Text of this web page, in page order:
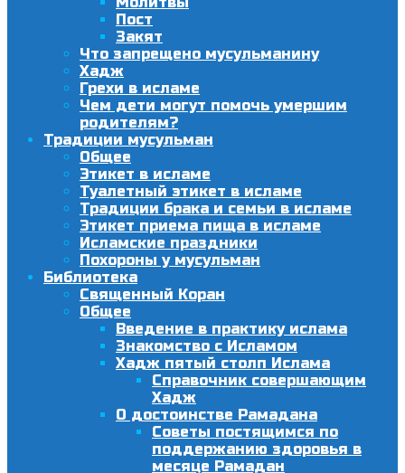
Пост
Закят
Что запрещено мусульманину
Хадж
Грехи в исламе
Чем дети могут помочь умершим
родителям?
Традиции мусульман
Общее
Этикет в исламе
Туалетный этикет в исламе
Традиции брака и семьи в исламе
Этикет приема пища в исламе
Исламские праздники
Похороны у мусульман
Библиотека
Священный Коран
Общее
Введение в практику ислама
Знакомство с Исламом
Хадж пятый столп Ислама
Справочник совершающим
Хадж
О достоинстве Рамадана
Советы постящимся по
поддержанию здоровья в
месяце Рамадан